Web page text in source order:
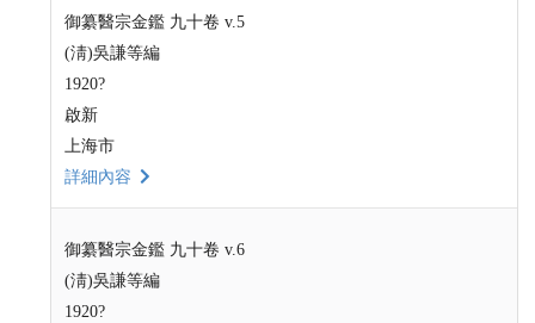
御纂醫宗金鑑 九十卷 v.5
(淸)吳謙等編
1920?
啟新
上海市
詳細內容
御纂醫宗金鑑 九十卷 v.6
(淸)吳謙等編
1920?